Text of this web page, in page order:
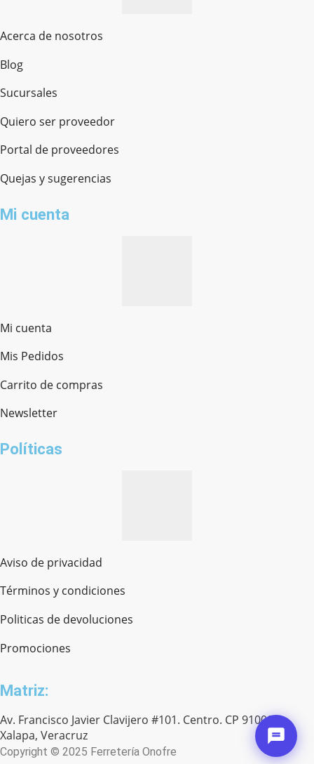
Acerca de nosotros
Blog
Sucursales
Quiero ser proveedor
Portal de proveedores
Quejas y sugerencias
Mi cuenta
Mi cuenta
Mis Pedidos
Carrito de compras
Newsletter
Políticas
Aviso de privacidad
Términos y condiciones
Politicas de devoluciones
Promociones
Matriz:
Av. Francisco Javier Clavijero #101. Centro. CP 91000.
Xalapa, Veracruz
Copyright © 2025 Ferretería Onofre